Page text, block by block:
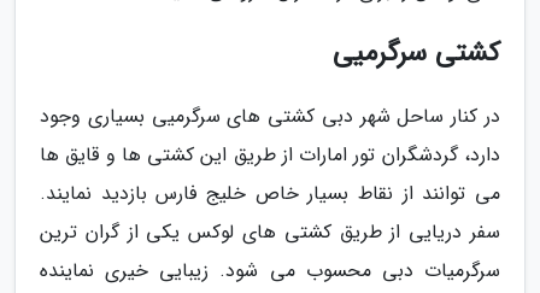
کشتی سرگرمیی
در کنار ساحل شهر دبی کشتی های سرگرمیی بسیاری وجود
دارد، گردشگران تور امارات از طریق این کشتی ها و قایق ها
می توانند از نقاط بسیار خاص خلیج فارس بازدید نمایند.
سفر دریایی از طریق کشتی های لوکس یکی از گران ترین
سرگرمیات دبی محسوب می شود. زیبایی خیری نماینده